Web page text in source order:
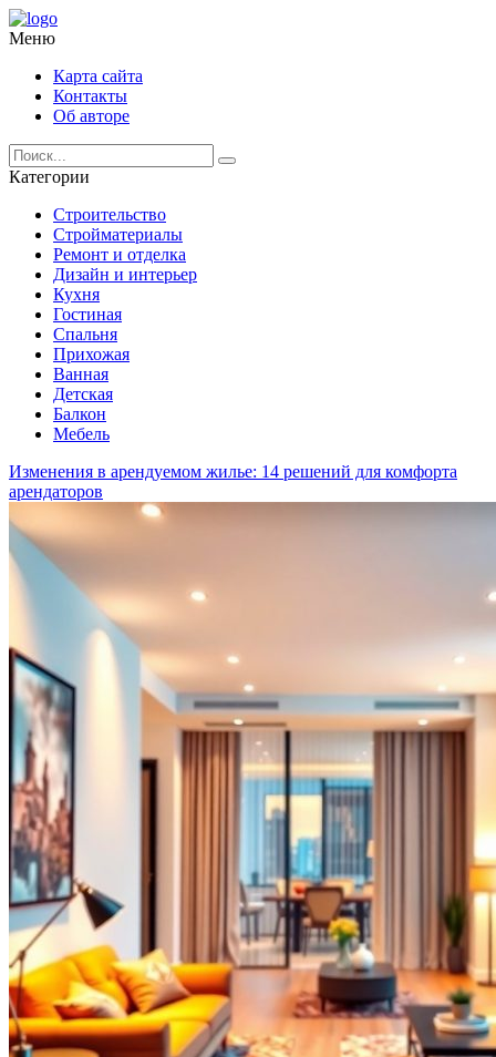
Меню
Карта сайта
Контакты
Об авторе
Категории
Строительство
Стройматериалы
Ремонт и отделка
Дизайн и интерьер
Кухня
Гостиная
Спальня
Прихожая
Ванная
Детская
Балкон
Мебель
Изменения в арендуемом жилье: 14 решений для комфорта
арендаторов